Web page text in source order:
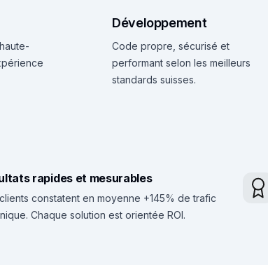
Développement
Code propre, sécurisé et
performant selon les meilleurs
standards suisses.
rapides et mesurables
constatent en moyenne +145% de trafic
Chaque solution est orientée ROI.